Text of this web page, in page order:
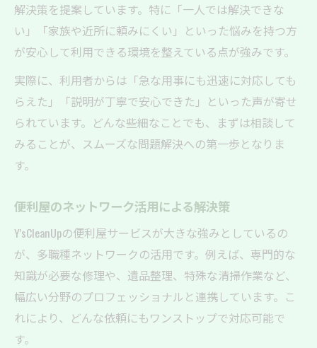
解決策を提案しています。特に「一人では解決できな
い」「家族や近所に頼みにくい」といった悩みを持つ方
が安心して利用できる環境を整えている点が強みです。
実際に、利用者からは「急な用事にも迅速に対応しても
らえた」「説明が丁寧で安心できた」といった声が寄せ
られています。どんな些細なことでも、まずは相談して
みることが、スムーズな問題解決への第一歩となりま
す。
便利屋のネットワーク活用による解決策
Y'sCleanUpの便利屋サービスが大きな強みとしているの
が、多職種ネットワークの活用です。例えば、専門的な
知識が必要な修理や、遺品整理、特殊な清掃作業など、
幅広い分野のプロフェッショナルと連携しています。こ
れにより、どんな依頼にもワンストップで対応可能で
す。